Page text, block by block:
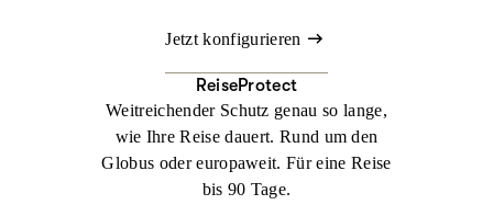
Jetzt konfigurieren
ReiseProtect
Weitreichender Schutz genau so lange,
wie Ihre Reise dauert. Rund um den
Globus oder europaweit. Für eine Reise
bis 90 Tage.